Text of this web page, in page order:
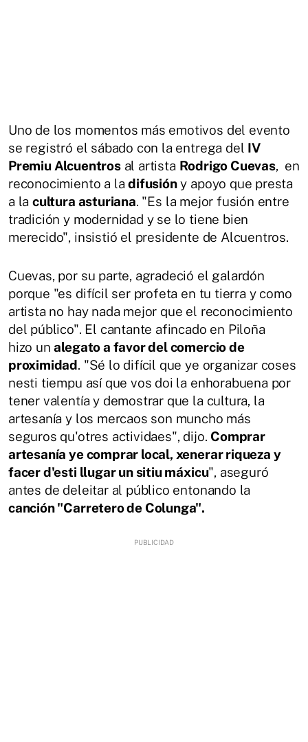
Uno de los momentos más emotivos del evento
se registró el sábado con la entrega del IV
Premiu Alcuentrosal artista Rodrigo Cuevas, en
reconocimiento a ladifusióny apoyo que presta
a lacultura asturiana. "Es la mejor fusión entre
tradición y modernidad y se lo tiene bien
merecido", insistió el presidente de Alcuentros.
Cuevas, por su parte, agradeció el galardón
porque "es difícil ser profeta en tu tierra y como
artista no hay nada mejor que el reconocimiento
del público". El cantante afincado en Piloña
hizo unalegato a favor del comercio de
proximidad. "Sé lo difícil que ye organizar coses
nesti tiempu así que vos doi la enhorabuena por
tener valentía y demostrar que la cultura, la
artesanía y los mercaos son muncho más
seguros qu'otres actividaes", dijo. Comprar
artesanía ye comprar local, xenerar riqueza y
facer d'esti llugar un sitiu máxicu", aseguró
antes de deleitar al público entonando la
canción "Carretero de Colunga".